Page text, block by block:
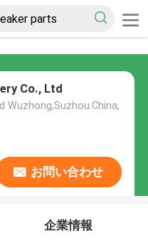
Co., Ltd
Wuzhong,Suzhou.China,
お問い合わせ
企業情報